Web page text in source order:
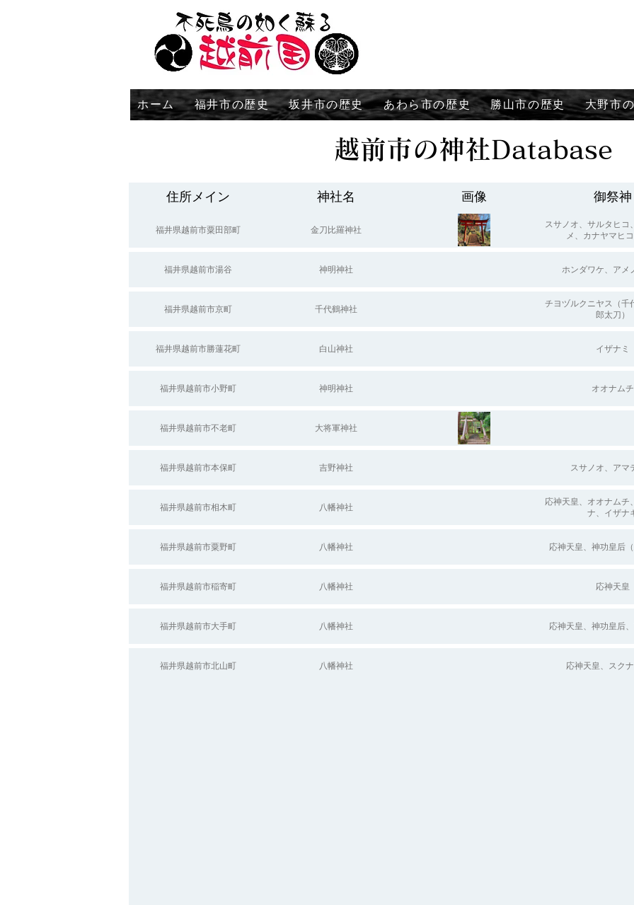
ホーム 福井市の歴史 坂井市の歴史 あわら市の歴史 勝山市の歴史 大野市
​越前市の神社Database
住所メイン 神社名 画像 御祭神
福井県越前市粟田部町 金刀比羅神社
スサノオ、サルタヒコ
メ、カナヤマヒ
福井県越前市湯谷 神明神社 ホンダワケ、アメ
福井県越前市京町 千代鶴神社
チヨヅルクニヤス（千
郎太刀）
福井県越前市勝蓮花町 白山神社 イザナミ
福井県越前市小野町 神明神社 オオナムチ
福井県越前市不老町 大将軍神社
福井県越前市本保町 吉野神社 スサノオ、アマ
福井県越前市相木町 八幡神社
応神天皇、オオナムチ
ナ、イザナ
福井県越前市粟野町 八幡神社 応神天皇、神功皇后（
福井県越前市稲寄町 八幡神社 応神天皇
福井県越前市大手町 八幡神社 応神天皇、神功皇后
福井県越前市北山町 八幡神社 応神天皇、スク